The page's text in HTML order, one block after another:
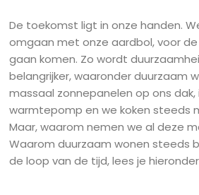
De toekomst ligt in onze handen.
omgaan met onze aardbol, voor
gaan komen. Zo wordt
belangrijker, waaronder duurzaam
massaal zonnepanelen op ons
warmtepomp en we koken steeds
Maar, waarom nemen we al deze
Waarom duurzaam wonen steeds
de loop van de tijd, lees je